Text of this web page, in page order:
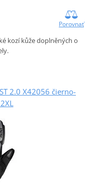
Porovnať
kozí kůže doplněných o
2.0 X42056 čierno-